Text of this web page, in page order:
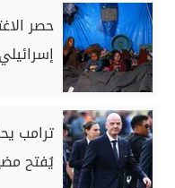
حصر
ترامب
يُفتح